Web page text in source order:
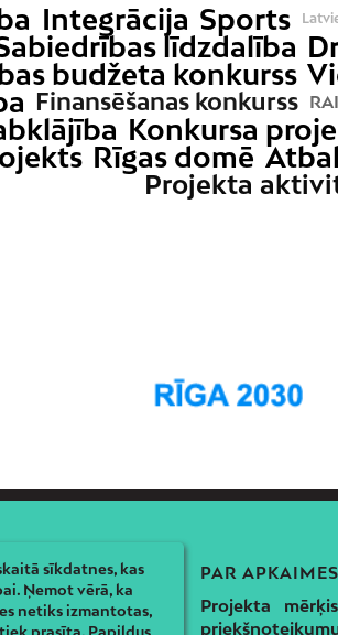
Integrācija Sports
līdzdalība
budžeta konkurss
Finansēšanas konkurss
Konkursa
Rīgas domē
Projekta
PAR
Projekta
sīkdatnes, kas
Ņemot vērā, ka
netiks izmantotas,